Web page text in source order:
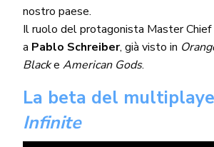
nostro paese.
Il ruolo del protagonista Master
a Pablo Schreiber, già visto in
BlackeAmerican Gods.
La beta del
Infinite